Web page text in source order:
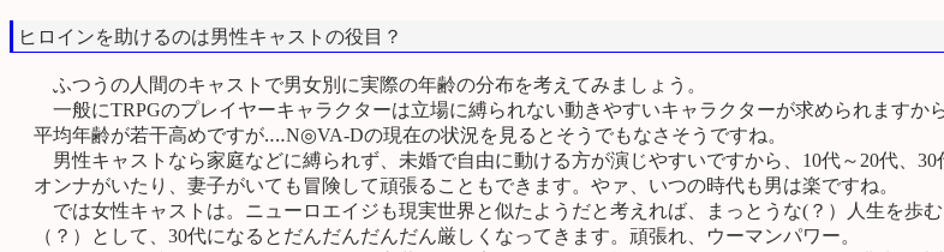
ヒロインを助けるのは男性キャストの役目？
ふつうの人間のキャストで男女別に実際の年齢の分布を考えてみましょう。
一般にTRPGのプレイヤーキャラクターは立場に縛られない動きやすいキャラクターが求められます
平均年齢が若干高めですが‥‥N◎VA-Dの現在の状況を見るとそうでもなさそうですね。
男性キャストなら家庭などに縛られず、未婚で自由に動ける方が演じやすいですから、10代～20代、
オンナがいたり、妻子がいても冒険して頑張ることもできます。やァ、いつの時代も男は楽ですね。
では女性キャストは。ニューロエイジも現実世界と似たようだと考えれば、まっとうな(？）人生を歩
（？）として、30代になるとだんだんだんだん厳しくなってきます。頑張れ、ウーマンパワー。